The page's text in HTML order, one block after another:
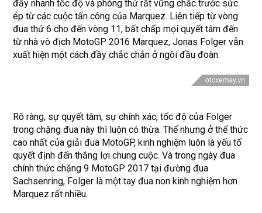
đẩy nhanh tốc độ và phòng thử rất vững chắc trước sức
ép từ các cuộc tấn công của Marquez. Liên tiếp từ vòng
đua thứ 6 cho đến vòng 11, bất chấp mọi quyết tâm đến
từ nhà vô địch MotoGP 2016 Marquez, Jonas Folger vẫn
xuất hiện một cách đầy chắc chắn ở ngôi đầu đoàn.
Rõ ràng, sự quyết tâm, sự chính xác, tốc độ của Folger
trong chặng đua này thì luôn có thừa. Thế nhưng ở thể thức
cao nhất của giải đua MotoGP, kinh nghiệm luôn là yếu tố
quyết định đến thắng lợi chung cuộc. Và trong ngày đua
chính thức chặng 9 MotoGP 2017 tại đường đua
Sachsenring, Folger là một tay đua non kinh nghiệm hơn
Marquez rất nhiều.